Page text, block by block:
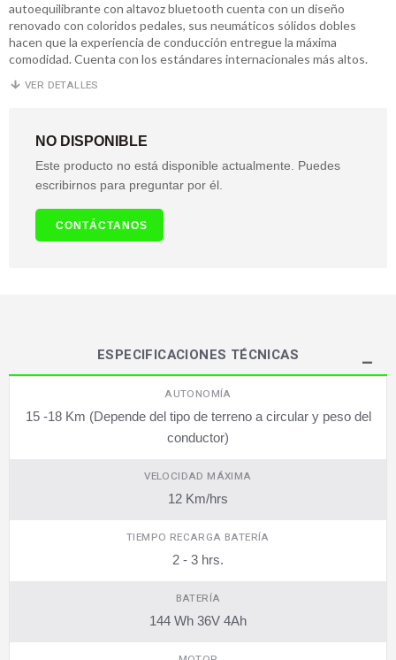
autoequilibrante con altavoz bluetooth cuenta con un diseño
renovado con coloridos pedales, sus neumáticos sólidos dobles
hacen que la experiencia de conducción entregue la máxima
comodidad. Cuenta con los estándares internacionales más altos.
VER DETALLES
NO DISPONIBLE
Este producto no está disponible actualmente. Puedes
escribirnos para preguntar por él.
CONTÁCTANOS
ESPECIFICACIONES TÉCNICAS
AUTONOMÍA
15 -18 Km (Depende del tipo de terreno a circular y peso del
conductor)
VELOCIDAD MÁXIMA
12 Km/hrs
TIEMPO RECARGA BATERÍA
2 - 3 hrs.
BATERÍA
144 Wh 36V 4Ah